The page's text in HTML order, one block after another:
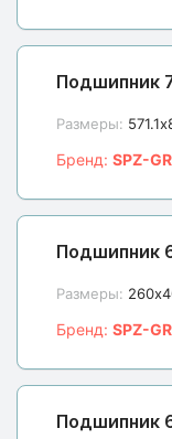
Подшипник
Размеры:
Бренд: SPZ-
Подшипник
Размеры:
Бренд: SPZ-
Подшипник